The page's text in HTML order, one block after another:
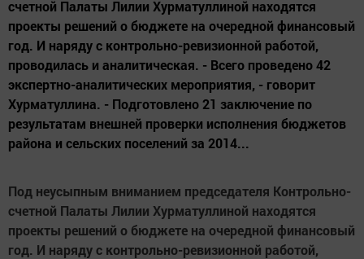
счетной Палаты Лилии Хурматуллиной находятся
проекты решений о бюджете на очередной финансовый
год. И наряду с контрольно-ревизионной работой,
проводилась и аналитическая. - Всего проведено 42
экспертно-аналитических мероприятия, - говорит
Хурматуллина. - Подготовлено 21 заключение по
результатам внешней проверки исполнения бюджетов
района и сельских поселений за 2014...
Под неусыпным вниманием председателя Контрольно-
счетной Палаты Лилии Хурматуллиной находятся
проекты решений о бюджете на очередной финансовый
год. И наряду с контрольно-ревизионной работой,